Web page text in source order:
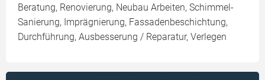
Beratung, Renovierung, Neubau Arbeiten, Schimmel-
Sanierung, Imprägnierung, Fassadenbeschichtung,
Durchführung, Ausbesserung / Reparatur, Verlegen